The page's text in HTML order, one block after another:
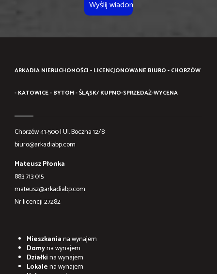
ARKADIA NIERUCHOMOŚCI - LICENCJONOWANE BIURO - CHORZÓW
- KATOWICE - BYTOM - ŚLĄSK/ KUPNO-SPRZEDAŻ-WYCENA
Chorzów 41-500 | Ul. Boczna 12/8
biuro@arkadiabp.com
Mateusz Płonka
883 713 015
mateusz@arkadiabp.com
Nr licencji 27282
Mieszkaniana wynajem
Domyna wynajem
Działkina wynajem
Lokalena wynajem